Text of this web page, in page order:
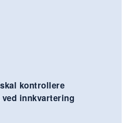
kontrollere
innkvartering